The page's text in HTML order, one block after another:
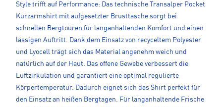
Style trifft auf Performance: Das technische Transalper Pocket
Kurzarmshirt mit aufgesetzter Brusttasche sorgt bei
schnellen Bergtouren für langanhaltenden Komfort und einen
lässigen Auftritt. Dank dem Einsatz von recyceltem Polyester
und Lyocell trägt sich das Material angenehm weich und
natürlich auf der Haut. Das offene Gewebe verbessert die
Luftzirkulation und garantiert eine optimal regulierte
Körpertemperatur. Dadurch eignet sich das Shirt perfekt für
den Einsatz an heißen Bergtagen. Für langanhaltende Frische